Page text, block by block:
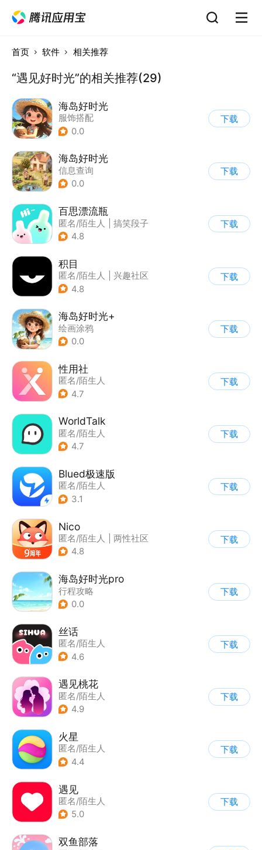
首页 软件 相关推荐
“遇见好时光”的相关推荐(29)
海岛好时光
服饰搭配
0.0
下载
海岛好时光
信息查询
0.0
下载
百思漂流瓶
匿名/陌生人
搞笑段子
4.8
下载
积目
匿名/陌生人
兴趣社区
4.8
下载
海岛好时光+
绘画涂鸦
0.0
下载
性用社
匿名/陌生人
4.7
下载
WorldTalk
匿名/陌生人
4.7
下载
Blued极速版
匿名/陌生人
3.1
下载
Nico
匿名/陌生人
两性社区
4.8
下载
海岛好时光pro
行程攻略
0.0
下载
丝话
匿名/陌生人
4.6
下载
遇见桃花
匿名/陌生人
4.9
下载
火星
匿名/陌生人
4.4
下载
遇见
匿名/陌生人
5.0
下载
双鱼部落